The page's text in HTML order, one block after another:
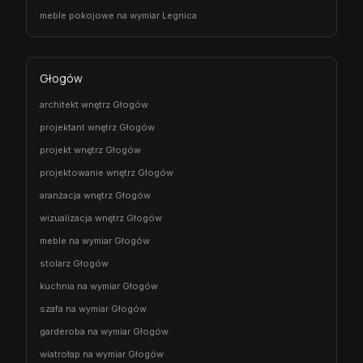
meble pokojowe na wymiar Legnica
Głogów
architekt wnętrz Głogów
projektant wnętrz Głogów
projekt wnętrz Głogów
projektowanie wnętrz Głogów
aranżacja wnętrz Głogów
wizualizacja wnętrz Głogów
meble na wymiar Głogów
stolarz Głogów
kuchnia na wymiar Głogów
szafa na wymiar Głogów
garderoba na wymiar Głogów
wiatrołap na wymiar Głogów